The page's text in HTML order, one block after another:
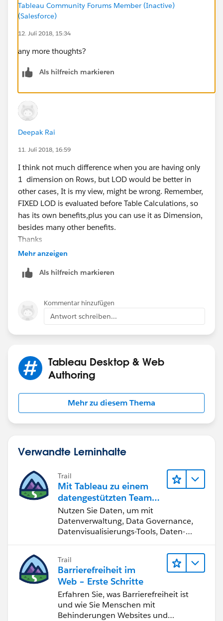
Tableau Community Forums Member (Inactive)
(Salesforce)
12. Juli 2018, 15:34
any more thoughts?
Als hilfreich markieren
Deepak Rai
11. Juli 2018, 16:59
I think not much difference when you are having only
1 dimension on Rows, but LOD would be better in
other cases, It is my view, might be wrong. Remember,
FIXED LOD is evaluated before Table Calculations, so
has its own benefits,plus you can use it as Dimension,
besides many other benefits.
Thanks
Deepak
Mehr anzeigen
Als hilfreich markieren
Kommentar hinzufügen
Antwort schreiben...
Tableau Desktop & Web
Authoring
Mehr zu diesem Thema
Verwandte Lerninhalte
Trail
Mit Tableau zu einem
datengestützten Team
werden
Nutzen Sie Daten, um mit
Datenverwaltung, Data Governance,
Datenvisualisierungs-Tools, Daten-
bessere Geschäftsergebnisse zu
erzielen.
Trail
Barrierefreiheit im
Web – Erste Schritte
Erfahren Sie, was Barrierefreiheit ist
und wie Sie Menschen mit
Behinderungen Websites und